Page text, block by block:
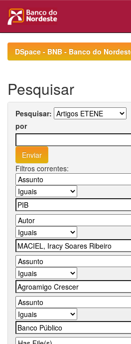
navigationDSpace - BNB - Banco do
Pesquisar
Pesquisar:
por
Filtros correntes: